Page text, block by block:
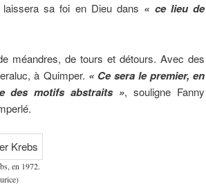
sa foi en Dieu dans « ce lieu de
méandres, de tours et détours. Avec des
à Quimper. « Ce sera le premier, en
des motifs abstraits », ​souligne Fanny
en 1972.